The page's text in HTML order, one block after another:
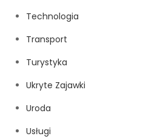
Technologia
Transport
Turystyka
Ukryte Zajawki
Uroda
Usługi